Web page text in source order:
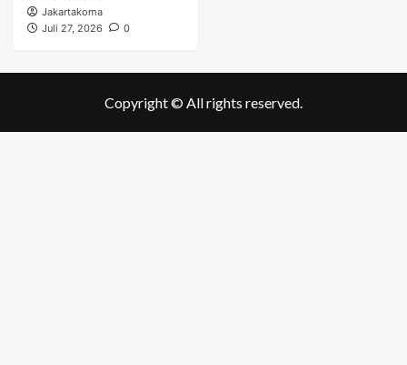
Jakartakoma
Juli 27, 2026
0
Copyright © All rights reserved.